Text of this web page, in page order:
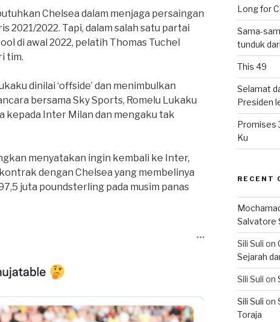
Chelsea dalam menjaga persaingan
2021/2022. Tapi, dalam salah satu partai
di awal 2022, pelatih Thomas Tuchel
tim.
dinilai ‘offside’ dan menimbulkan
bersama Sky Sports, Romelu Lukaku
kepada Inter Milan dan mengaku tak
menyatakan ingin kembali ke Inter,
dengan Chelsea yang membelinya
juta poundsterling pada musim panas
Long for
Sama-
tunduk
This 49
Selamat
Presiden
Promises
Ku
RECENT
Salvatore
Sili Suli on
Sejarah
Sili Suli on
Sili Suli on
Toraja